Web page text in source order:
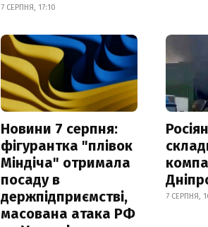
7 СЕРПНЯ, 17:10
Новини 7 серпня:
фігурантка "плівок
Міндіча" отримала
посаду в
держпідприємстві,
масована атака РФ
7 СЕРПНЯ,